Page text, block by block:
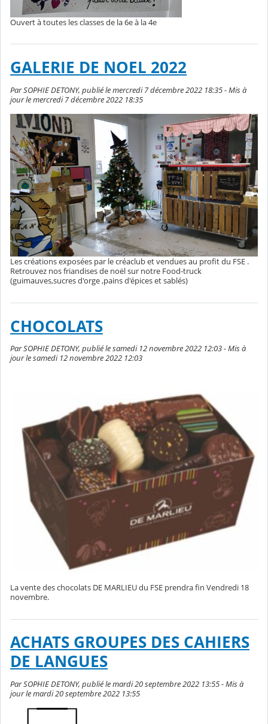
Ouvert à toutes les classes de la 6e à la 4e
GALERIE DE NOEL 2022
Par SOPHIE DETONY, publié le mercredi 7 décembre 2022 18:35 - Mis à
jour le mercredi 7 décembre 2022 18:35
Les créations exposées par le créaclub et vendues au profit du FSE .
Retrouvez nos friandises de noël sur notre Food-truck
(guimauves,sucres d'orge ,pains d'épices et sablés)
CHOCOLATS
Par SOPHIE DETONY, publié le samedi 12 novembre 2022 12:03 - Mis à
jour le samedi 12 novembre 2022 12:03
La vente des chocolats DE MARLIEU du FSE prendra fin Vendredi 18
novembre.
ACHATS GROUPES DES CAHIERS
DE LANGUES
Par SOPHIE DETONY, publié le mardi 20 septembre 2022 13:55 - Mis à
jour le mardi 20 septembre 2022 13:55